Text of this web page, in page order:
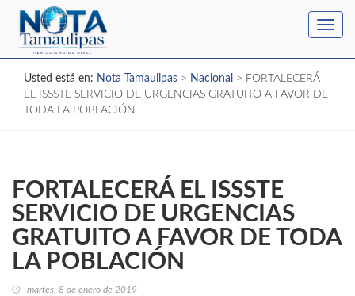
Usted está en: Nota Tamaulipas > Nacional > FORTALECERÁ
EL ISSSTE SERVICIO DE URGENCIAS GRATUITO A FAVOR DE
TODA LA POBLACIÓN
FORTALECERÁ EL ISSSTE
SERVICIO DE URGENCIAS
GRATUITO A FAVOR DE TODA
LA POBLACIÓN
martes, 8 de enero de 2019